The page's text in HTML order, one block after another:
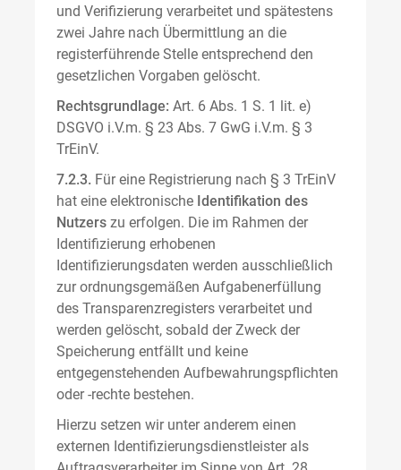
und Verifizierung verarbeitet und spätestens
zwei Jahre nach Übermittlung an die
registerführende Stelle entsprechend den
gesetzlichen Vorgaben gelöscht.
Rechtsgrundlage: Art. 6 Abs. 1 S. 1 lit. e)
DSGVO i.V.m. § 23 Abs. 7 GwG i.V.m. § 3
TrEinV.
7.2.3. Für eine Registrierung nach § 3 TrEinV
hat eine elektronische Identifikation des
Nutzers zu erfolgen. Die im Rahmen der
Identifizierung erhobenen
Identifizierungsdaten werden ausschließlich
zur ordnungsgemäßen Aufgabenerfüllung
des Transparenzregisters verarbeitet und
werden gelöscht, sobald der Zweck der
Speicherung entfällt und keine
entgegenstehenden Aufbewahrungspflichten
oder -rechte bestehen.
Hierzu setzen wir unter anderem einen
externen Identifizierungsdienstleister als